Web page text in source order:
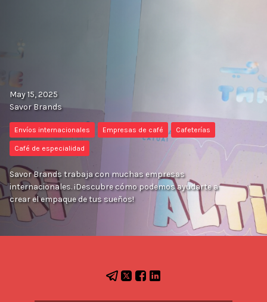
May 15, 2025
Savor Brands
Envíos internacionales Empresas de café Cafeterías
Café de especialidad
Savor Brands trabaja con muchas empresas
internacionales. ¡Descubre cómo podemos ayudarte a
crear el empaque de tus sueños!